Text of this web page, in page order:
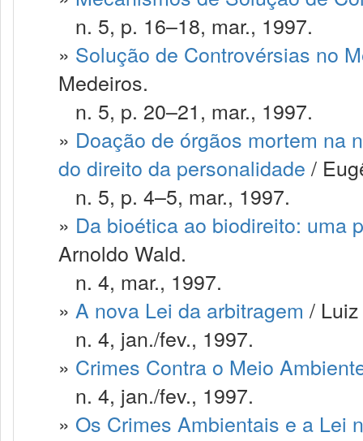
n. 5, p. 16–18, mar., 1997.
» Solução de Controvérsias no
Medeiros.
n. 5, p. 20–21, mar., 1997.
» Doação de órgãos mortem na
do direito da personalidade /
n. 5, p. 4–5, mar., 1997.
» Da bioética ao biodireito: uma
Arnoldo Wald.
n. 4, mar., 1997.
» A nova Lei da arbitragem /
n. 4, jan./fev., 1997.
» Crimes Contra o Meio
n. 4, jan./fev., 1997.
» Os Crimes Ambientais e a Lei